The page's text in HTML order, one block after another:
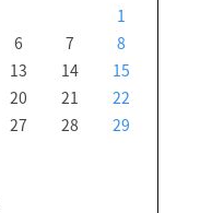
1
6 7
8
13 14
15
20 21
22
27 28
29